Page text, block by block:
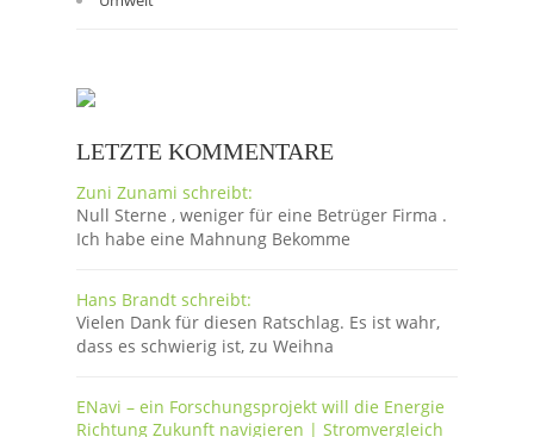
LETZTE KOMMENTARE
Zuni Zunami schreibt:
Null Sterne , weniger für eine Betrüger Firma .
Ich habe eine Mahnung Bekomme
Hans Brandt schreibt:
Vielen Dank für diesen Ratschlag. Es ist wahr,
dass es schwierig ist, zu Weihna
ENavi – ein Forschungsprojekt will die Energie
Richtung Zukunft navigieren | Stromvergleich